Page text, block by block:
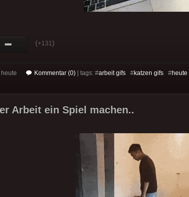
(+131 )
Kommentar (0) | tags: #arbeit gifs #katzen gifs #heute
Arbeit ein Spiel machen..